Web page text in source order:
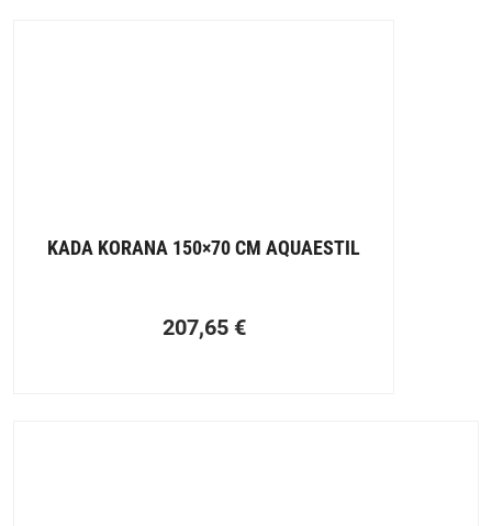
KADA KORANA 150×70 CM AQUAESTIL
207,65 €